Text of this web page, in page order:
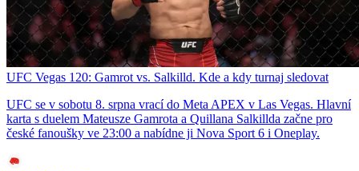
UFC Vegas 120: Gamrot vs. Salkilld. Kde a kdy turnaj sledovat
UFC se v sobotu 8. srpna vrací do Meta APEX v Las Vegas. Hlavní
karta s duelem Mateusze Gamrota a Quillana Salkillda začne pro
české fanoušky ve 23:00 a nabídne ji Nova Sport 6 i Oneplay.